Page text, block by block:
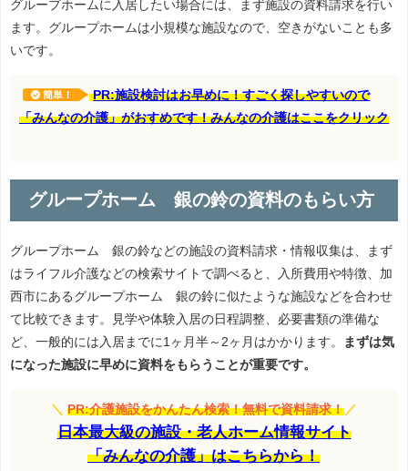
グループホームに入居したい場合には、まず施設の資料請求を行い
ます。グループホームは小規模な施設なので、空きがないことも多
いです。
簡単！
PR:施設検討はお早めに！すごく探しやすいので
「みんなの介護」がおすめです！みんなの介護はここをクリック
グループホーム 銀の鈴の資料のもらい方
グループホーム 銀の鈴などの施設の資料請求・情報収集は、まず
はライフル介護などの検索サイトで調べると、入所費用や特徴、加
西市にあるグループホーム 銀の鈴に似たような施設などを合わせ
て比較できます。見学や体験入居の日程調整、必要書類の準備な
ど、一般的には入居までに1ヶ月半～2ヶ月はかかります。
まずは気
になった施設に早めに資料をもらうことが重要です。
＼ PR:介護施設をかんたん検索！無料で資料請求！ ／
日本最大級の施設・老人ホーム情報サイト
「みんなの介護」はこちらから！